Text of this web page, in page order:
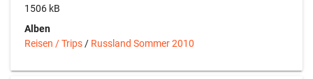
1506 kB
Alben
Reisen / Trips / Russland Sommer 2010